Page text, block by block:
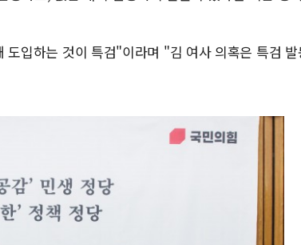
입하는 것이 특검"이라며 "김 여사 의혹은 특검 발